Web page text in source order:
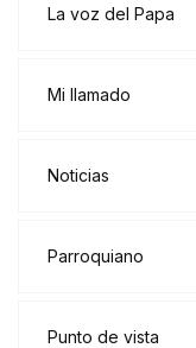
La voz del Papa
Mi llamado
Noticias
Parroquiano
Punto de vista